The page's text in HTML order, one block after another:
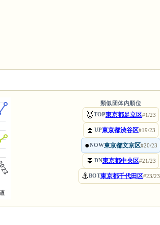
類似団体内順位
🥇TOP東京都足立区#1/23
⏫ UP東京都渋谷区#19/23
●NOW東京都文京区#20/23
⏬ DN東京都中央区#21/23
⚓BOT東京都千代田区#23/23